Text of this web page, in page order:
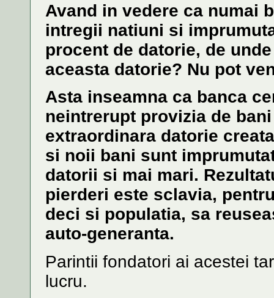
Avand in vedere ca numai
intregii natiuni si
procent de datorie, de
aceasta datorie? Nu pot
Asta inseamna ca banca
neintrerupt provizia de
extraordinara datorie
si noii bani sunt
datorii si mai mari.
pierderi este sclavia,
deci si populatia, sa
auto-generanta.
Parintii fondatori ai acestei
lucru.